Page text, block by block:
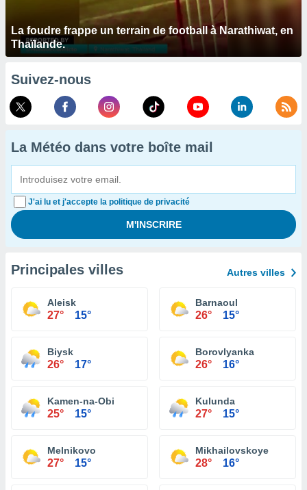
La foudre frappe un terrain de football à Narathiwat, en
Thaïlande.
Suivez-nous
La Météo dans votre boîte mail
J'ai lu et j'accepte la politique de privacité
Principales villes Autres villes
Aleisk
27° 15°
Barnaoul
26° 15°
Biysk
26° 17°
Borovlyanka
26° 16°
Kamen-na-Obi
25° 15°
Kulunda
27° 15°
Melnikovo
27° 15°
Mikhailovskoye
28° 16°